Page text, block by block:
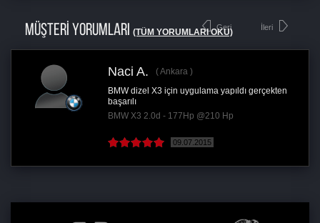
MÜŞTERİ YORUMLARI (TÜM YORUMLARI OKU)
Geri
Naci A.
Ankara
BMW dizel X3 için uygulama yapıldı gerçekten
başarılı
BMW X3 2.0d - 177Hp @210 Hp
09.07.2015
İleri